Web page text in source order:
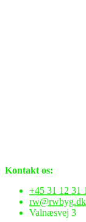
Kontakt os:
+45 31 12 31
rw@rwbyg.dk
Valnæsvej 3